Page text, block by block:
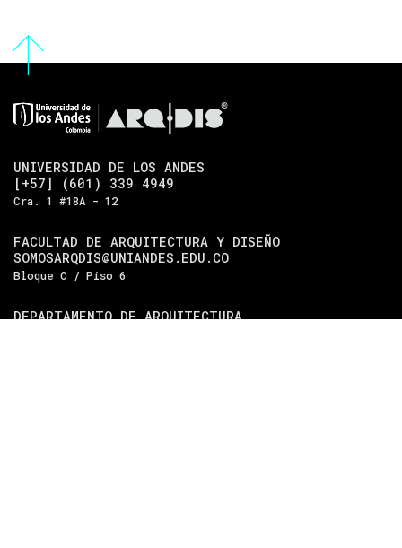
UNIVERSIDAD DE LOS ANDES
[+57] (601) 339 4949
Cra. 1 #18A - 12
FACULTAD DE ARQUITECTURA Y DISEÑO
SOMOSARQDIS@UNIANDES.EDU.CO
Bloque C / Piso 6
DEPARTAMENTO DE ARQUITECTURA